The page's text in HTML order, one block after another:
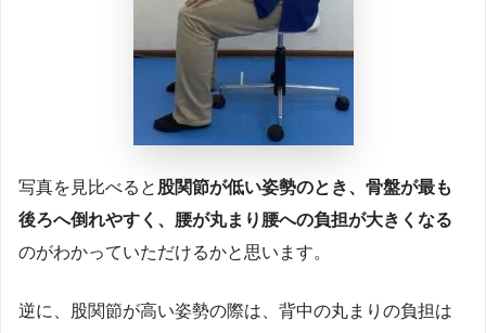
写真を見比べると 股関節が低い姿勢のとき、骨盤が最も
後ろへ倒れやすく、腰が丸まり腰への負担が大きくなる
のがわかっていただけるかと思います。
逆に、股関節が高い姿勢の際は、背中の丸まりの負担は